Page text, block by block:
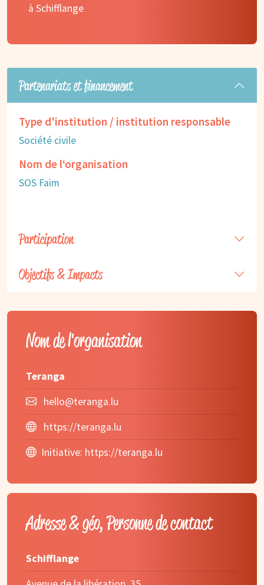
à Schifflange
Partenariats et financement
Type d'institution / institution responsable
Société civile
Nom de l‘organisation
SOS Faim
Participation
Objectifs & Impacts
Nom de l'organisation
Teranga
hello@teranga.lu
https://teranga.lu
Initiative: https://teranga.lu
Adresse & géo, Personne de contact
Schifflange